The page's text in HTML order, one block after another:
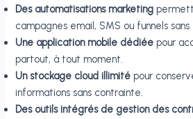
Des automatisations marketing
campagnes email, SMS ou funnels
Une application mobile dédiée pour
partout, à tout moment.
Un stockage cloud illimité pour
informations sans contrainte.
Des outils intégrés de gestion des